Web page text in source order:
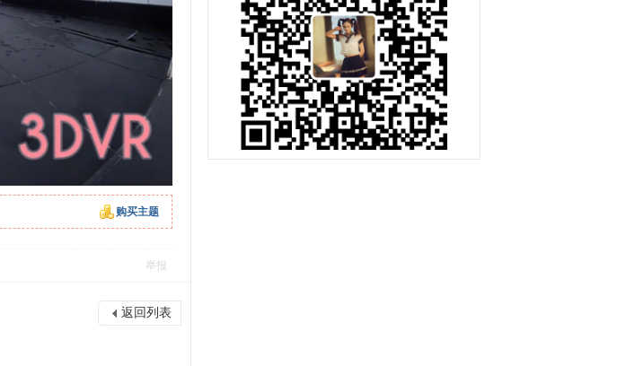
购买主题
举报
返回列表